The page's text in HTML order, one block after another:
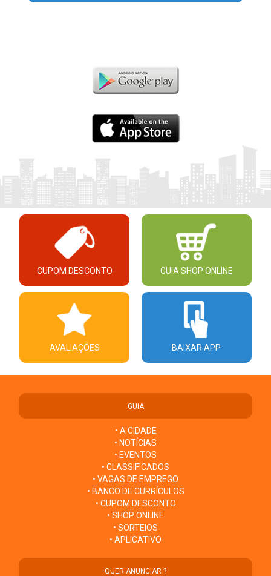
CUPOM DESCONTO GUIA SHOP ONLINE
AVALIAÇÕES BAIXAR APP
GUIA
• A CIDADE
• NOTÍCIAS
• EVENTOS
• CLASSIFICADOS
• VAGAS DE EMPREGO
• BANCO DE CURRÍCULOS
• CUPOM DESCONTO
• SHOP ONLINE
• SORTEIOS
• APLICATIVO
QUER ANUNCIAR ?